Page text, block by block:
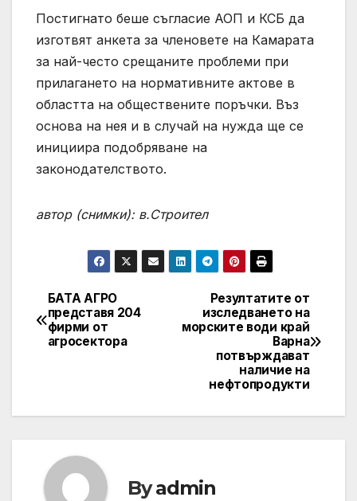
Постигнато беше съгласие АОП и КСБ да
изготвят анкета за членовете на Камарата
за най-често срещаните проблеми при
прилагането на нормативните актове в
областта на обществените поръчки. Въз
основа на нея и в случай на нужда ще се
инициира подобряване на
законодателството.
автор (снимки): в.Строител
Post
navigation
Резултатите от
изследването на
морските води край
Варна
потвърждават
наличие на
нефтопродукти
БАТА АГРО
представя 204
фирми от
агросектора
Byadmin